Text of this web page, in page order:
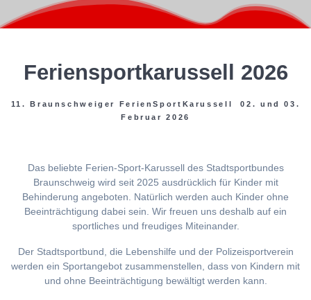
Feriensportkarussell 2026
11. Braunschweiger FerienSportKarussell 02. und 03.
Februar 2026
Das beliebte Ferien-Sport-Karussell des Stadtsportbundes
Braunschweig wird seit 2025 ausdrücklich für Kinder mit
Behinderung angeboten. Natürlich werden auch Kinder ohne
Beeinträchtigung dabei sein. Wir freuen uns deshalb auf ein
sportliches und freudiges Miteinander.
Der Stadtsportbund, die Lebenshilfe und der Polizeisportverein
werden ein Sportangebot zusammenstellen, dass von Kindern mit
und ohne Beeinträchtigung bewältigt werden kann.